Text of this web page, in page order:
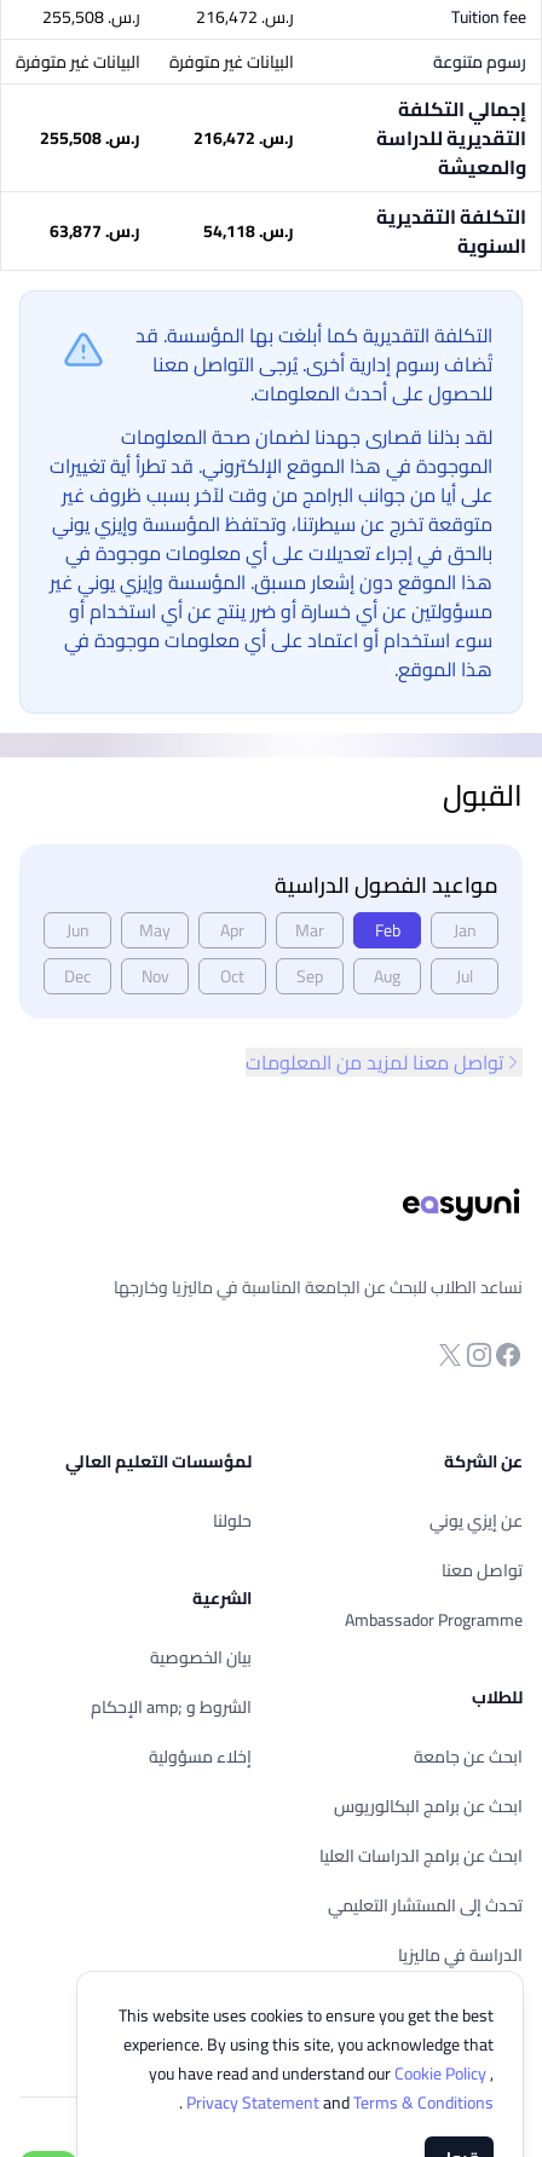
Tuition fee
ر.س.‏ 216,472
ر.س.‏ 255,508
رسوم متنوعة
البيانات غير متوفرة البيانات غير متوفرة
إجمالي التكلفة
التقديرية للدراسة
والمعيشة
ر.س.‏ 216,472 ر.س.‏ 255,508
التكلفة التقديرية
السنوية
ر.س.‏ 54,118 ر.س.‏ 63,877
التكلفة التقديرية كما أبلغت بها المؤسسة. قد
تُضاف رسوم إدارية أخرى. يُرجى التواصل معنا
للحصول على أحدث المعلومات.
لقد بذلنا قصارى جهدنا لضمان صحة المعلومات
الموجودة في هذا الموقع الإلكتروني. قد تطرأ أية تغييرات
على أيا من جوانب البرامج من وقت لآخر بسبب ظروف غير
متوقعة تخرج عن سيطرتنا، وتحتفظ المؤسسة وإيزي يوني
بالحق في إجراء تعديلات على أي معلومات موجودة في
هذا الموقع دون إشعار مسبق. المؤسسة وإيزي يوني غير
مسؤولتين عن أي خسارة أو ضرر ينتج عن أي استخدام أو
سوء استخدام أو اعتماد على أي معلومات موجودة في
هذا الموقع.
القبول
مواعيد الفصول الدراسية
Jan
Feb
Mar
Apr
May
Jun
Jul
Aug
Sep
Oct
Nov
Dec
تواصل معنا لمزيد من المعلومات
This website uses cookies to ensure you get the best
experience. By using this site, you acknowledge that
you have read and understand ourCookie Policy,
Privacy StatementandTerms & Conditions
.
نساعد الطلاب للبحث عن الجامعة المناسبة في ماليزيا وخارجها
صفحة الفيسبوك
انستجرام
Twitter
عن الشركة
عن إيزي يوني
تواصل معنا
Ambassador Programme
للطلاب
ابحث عن جامعة
ابحث عن برامج البكالوريوس
ابحث عن برامج الدراسات العليا
تحدث إلى المستشار التعليمي
الدراسة في ماليزيا
تحقق من أهليتك
لمؤسسات التعليم العالي
حلولنا
الشرعية
بيان الخصوصية
الشروط و ;amp الإحكام
إخلاء مسؤولية
© 2026 EasyUni Sdn Bhd, company registration number 200801016907